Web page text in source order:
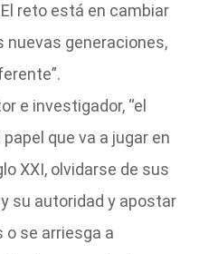
reto está en cambiar
nuevas generaciones,
e investigador, “el
que va a jugar en
XXI, olvidarse de sus
su autoridad y apostar
o se arriesga a